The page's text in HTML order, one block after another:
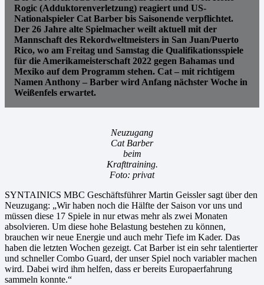
Rogic (Adduktorenverletzung) reagiert und US-
Nationalspieler Cat Barber bis Saisonende verpflichtet.
Der 26 Jahre alte Spielmacher weilt aktuell mit der
Mannschaft des Rekordweltmeisters in San Juan/Puerto
Rico, wo am Freitag und Samstag die Qualifikationsspiele
für die Amerikameisterschaft 2022 gegen Bahamas und
Mexiko auf dem Programm stehen. Cat – mit richtigem
Namen Anthony – Barber wird Anfang nächster Woche in
Weißenfels erwartet.
Neuzugang
Cat Barber
beim
Krafttraining.
Foto: privat
SYNTAINICS MBC Geschäftsführer Martin Geissler sagt über den
Neuzugang: „Wir haben noch die Hälfte der Saison vor uns und
müssen diese 17 Spiele in nur etwas mehr als zwei Monaten
absolvieren. Um diese hohe Belastung bestehen zu können,
brauchen wir neue Energie und auch mehr Tiefe im Kader. Das
haben die letzten Wochen gezeigt. Cat Barber ist ein sehr talentierter
und schneller Combo Guard, der unser Spiel noch variabler machen
wird. Dabei wird ihm helfen, dass er bereits Europaerfahrung
sammeln konnte.“